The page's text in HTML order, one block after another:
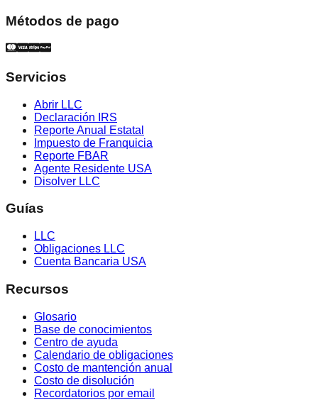
Métodos de pago
Servicios
Abrir LLC
Declaración IRS
Reporte Anual Estatal
Impuesto de Franquicia
Reporte FBAR
Agente Residente USA
Disolver LLC
Guías
LLC
Obligaciones LLC
Cuenta Bancaria USA
Recursos
Glosario
Base de conocimientos
Centro de ayuda
Calendario de obligaciones
Costo de mantención anual
Costo de disolución
Recordatorios por email